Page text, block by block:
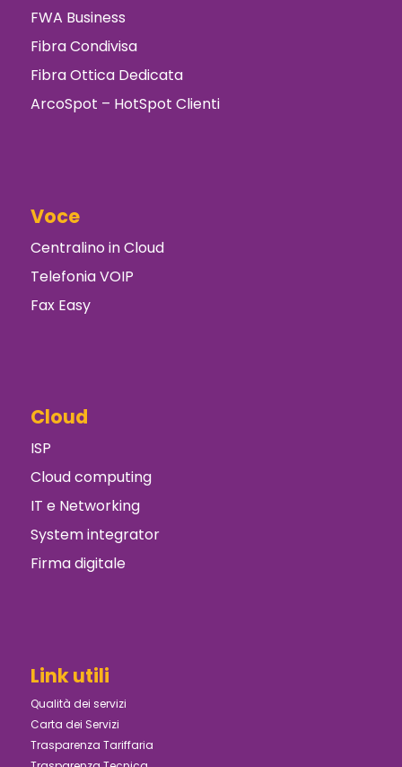
FWA Business
Fibra Condivisa
Fibra Ottica Dedicata
ArcoSpot – HotSpot Clienti
Voce
Centralino in Cloud
Telefonia VOIP
Fax Easy
Cloud
ISP
Cloud computing
IT e Networking
System integrator
Firma digitale
Link utili
Qualità dei servizi
Carta dei Servizi
Trasparenza Tariffaria